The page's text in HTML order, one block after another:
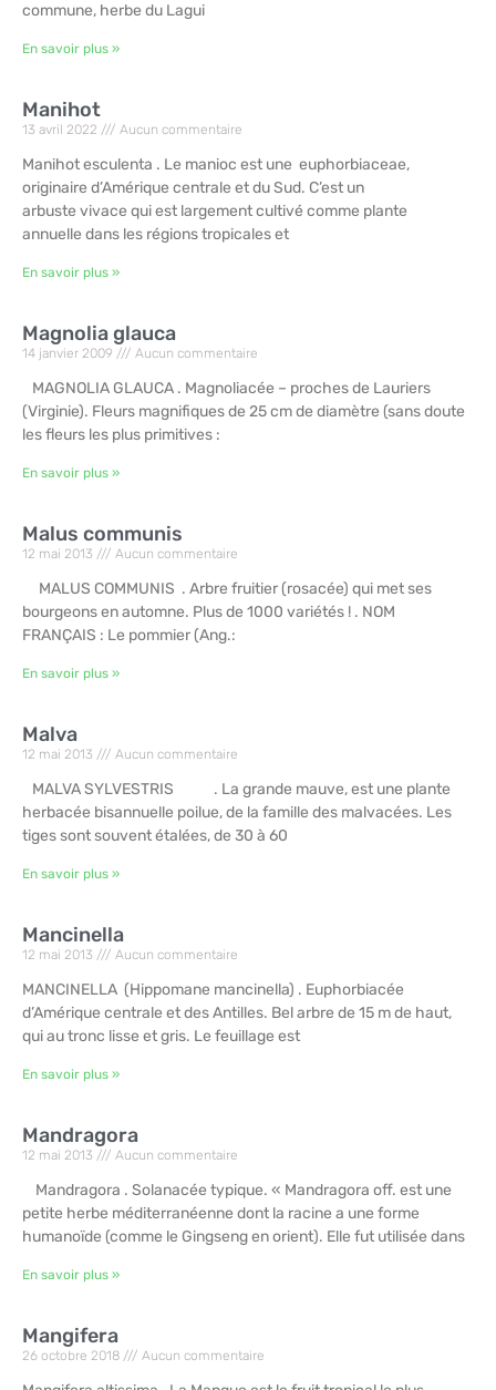
commune, herbe du Lagui
En savoir plus »
Manihot
13 avril 2022 Aucun commentaire
Manihot esculenta . Le manioc est une euphorbiaceae,
originaire d’Amérique centrale et du Sud. C’est un
arbuste vivace qui est largement cultivé comme plante
annuelle dans les régions tropicales et
En savoir plus »
Magnolia glauca
14 janvier 2009 Aucun commentaire
MAGNOLIA GLAUCA . Magnoliacée – proches de Lauriers
(Virginie). Fleurs magnifiques de 25 cm de diamètre (sans doute
les fleurs les plus primitives :
En savoir plus »
Malus communis
12 mai 2013 Aucun commentaire
MALUS COMMUNIS . Arbre fruitier (rosacée) qui met ses
bourgeons en automne. Plus de 1000 variétés ! . NOM
FRANÇAIS : Le pommier (Ang.:
En savoir plus »
Malva
12 mai 2013 Aucun commentaire
MALVA SYLVESTRIS . La grande mauve, est une plante
herbacée bisannuelle poilue, de la famille des malvacées. Les
tiges sont souvent étalées, de 30 à 60
En savoir plus »
Mancinella
12 mai 2013 Aucun commentaire
MANCINELLA (Hippomane mancinella) . Euphorbiacée
d’Amérique centrale et des Antilles. Bel arbre de 15 m de haut,
qui au tronc lisse et gris. Le feuillage est
En savoir plus »
Mandragora
12 mai 2013 Aucun commentaire
Mandragora . Solanacée typique. « Mandragora off. est une
petite herbe méditerranéenne dont la racine a une forme
humanoïde (comme le Gingseng en orient). Elle fut utilisée dans
En savoir plus »
Mangifera
26 octobre 2018 Aucun commentaire